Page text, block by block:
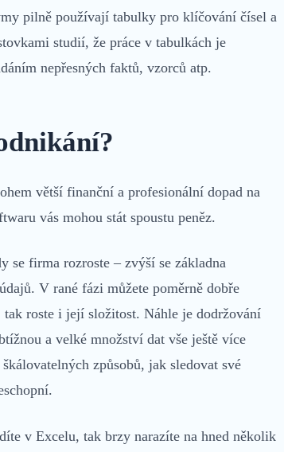
pilně používají tabulky pro klíčování čísel a
studií, že práce v tabulkách je
nepřesných faktů, vzorců atp.
větší finanční a profesionální dopad na
vás mohou stát spoustu peněz.
firma rozroste – zvýší se základna
V rané fázi můžete poměrně dobře
roste i její složitost. Náhle je dodržování
a velké množství dat vše ještě více
způsobů, jak sledovat své
v Excelu, tak brzy narazíte na hned několik